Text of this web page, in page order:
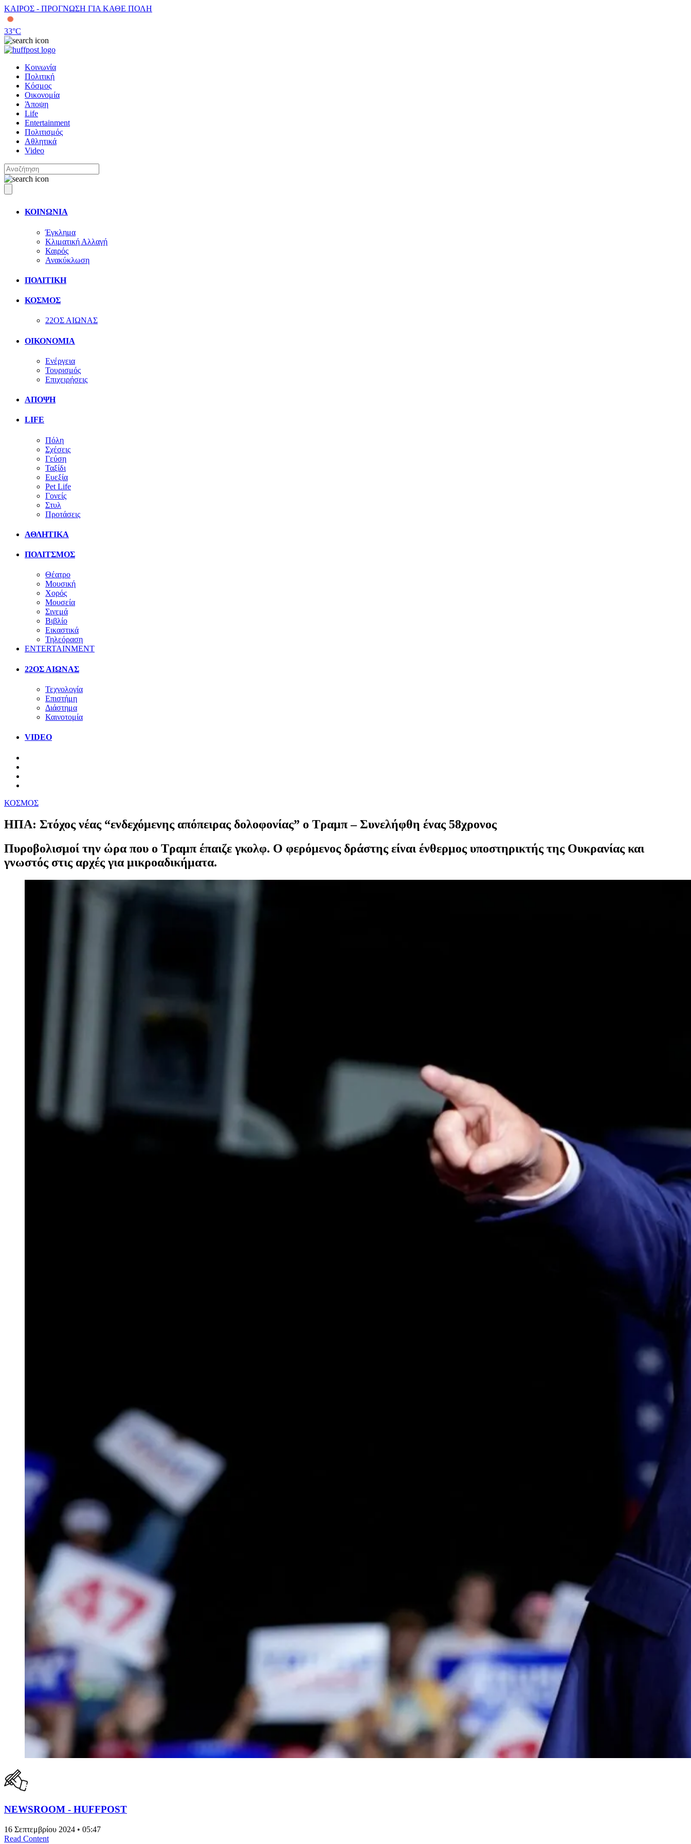
ΚΑΙΡΟΣ - ΠΡΟΓΝΩΣΗ ΓΙΑ ΚΑΘΕ ΠΟΛΗ
33°C
Κοινωνία
Πολιτική
Κόσμος
Οικονομία
Άποψη
Life
Entertainment
Πολιτισμός
Αθλητικά
Video
ΚΟΙΝΩΝΙΑ
Έγκλημα
Κλιματική Αλλαγή
Καιρός
Ανακύκλωση
ΠΟΛΙΤΙΚΗ
ΚΟΣΜΟΣ
22ΟΣ ΑΙΩΝΑΣ
ΟΙΚΟΝΟΜΙΑ
Ενέργεια
Τουρισμός
Επιχειρήσεις
ΑΠΟΨΗ
LIFE
Πόλη
Σχέσεις
Γεύση
Ταξίδι
Ευεξία
Pet Life
Γονείς
Στυλ
Προτάσεις
ΑΘΛΗΤΙΚΑ
ΠΟΛΙΤΣΜΟΣ
Θέατρο
Μουσική
Χορός
Μουσεία
Σινεμά
Βιβλίο
Εικαστικά
Τηλεόραση
ENTERTAINMENT
22ΟΣ ΑΙΩΝΑΣ
Τεχνολογία
Επιστήμη
Διάστημα
Καινοτομία
VIDEO
ΚΟΣΜΟΣ
HΠΑ: Στόχος νέας “ενδεχόμενης απόπειρας δολοφονίας” ο Τραμπ – Συνελήφθη ένας 58χρονος
Πυροβολισμοί την ώρα που ο Τραμπ έπαιζε γκολφ. Ο φερόμενος δράστης είναι ένθερμος υποστηρικτής της Ουκρανίας και
γνωστός στις αρχές για μικροαδικήματα.
NEWSROOM - HUFFPOST
16 Σεπτεμβρίου 2024 • 05:47
Read Content